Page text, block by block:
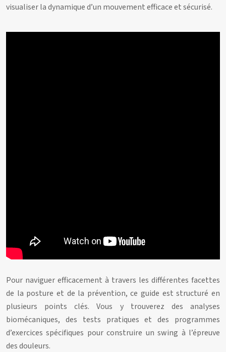
visualiser la dynamique d’un mouvement efficace et sécurisé.
Pour naviguer efficacement à travers les différentes facettes
de la posture et de la prévention, ce guide est structuré en
plusieurs points clés. Vous y trouverez des analyses
biomécaniques, des tests pratiques et des programmes
d’exercices spécifiques pour construire un swing à l’épreuve
des douleurs.